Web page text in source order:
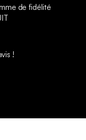
de fidélité
!